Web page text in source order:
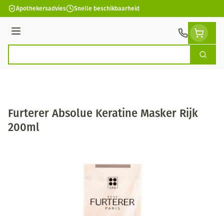
Ga naar de inhoud
Apothekersadvies Snelle beschikbaarheid
Menu
Zoek
Furterer Absolue Keratine Masker Rijk
200ml